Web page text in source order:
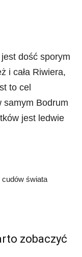
dość sporym
i cała Riwiera,
to cel
samym Bodrum
jest ledwie
cudów świata
zobaczyć